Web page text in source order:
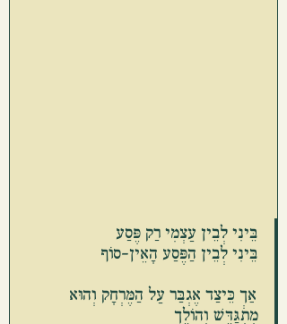
בֵּינִי לְבֵין עַצְמִי רַק פֶּסַע
בֵּינִי לְבֵין הַפֶּסַע הָאֵין-סוֹף
אַךְ כֵּיצַד אֶגְבַּר עַל הַמֶּרְחָק וְהוּא
מִתְגַּדֵּשׁ וְהוֹלֵךְ